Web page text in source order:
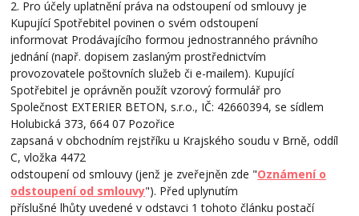
2. Pro účely uplatnění práva na odstoupení od smlouvy je
Kupující Spotřebitel povinen o svém odstoupení
informovat Prodávajícího formou jednostranného právního
jednání (např. dopisem zaslaným prostřednictvím
provozovatele poštovních služeb či e-mailem). Kupující
Spotřebitel je oprávněn použít vzorový formulář pro
Společnost EXTERIER BETON, s.r.o., IČ: 42660394, se sídlem
Holubická 373, 664 07 Pozořice
zapsaná v obchodním rejstříku u Krajského soudu v Brně, oddíl
C, vložka 4472
odstoupení od smlouvy (jenž je zveřejněn zde "Oznámení o
odstoupení od smlouvy"). Před uplynutím
příslušné lhůty uvedené v odstavci 1 tohoto článku postačí